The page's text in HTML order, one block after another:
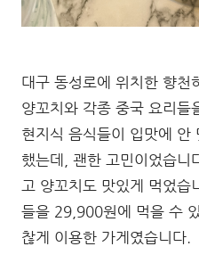
대구 동성로에 위치한 향천
양꼬치와 각종 중국 요리들
현지식 음식들이 입맛에 안
했는데, 괜한 고민이었습니
고 양꼬치도 맛있게 먹었습
들을 29,900원에 먹을 수
찮게 이용한 가게였습니다.